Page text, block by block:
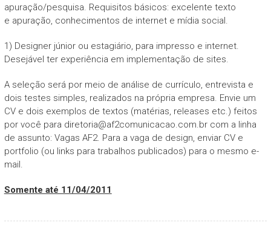
apuração/pesquisa. Requisitos básicos: excelente texto
e apuração, conhecimentos de internet e mídia social.
1) Designer júnior ou estagiário, para impresso e internet.
Desejável ter experiência em implementação de sites.
A seleção será por meio de análise de currículo, entrevista e
dois testes simples, realizados na própria empresa. Envie um
CV e dois exemplos de textos (matérias, releases etc.) feitos
por você para diretoria@af2comunicacao.com.brcom a linha
de assunto: Vagas AF2. Para a vaga de design, enviar CV e
portfolio (ou links para trabalhos publicados) para o mesmo e-
mail.
Somente até 11/04/2011